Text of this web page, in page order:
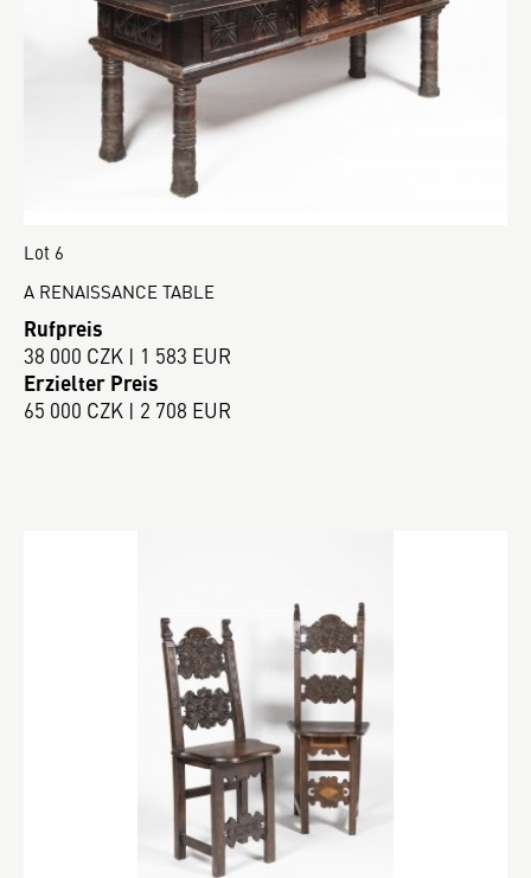
Lot 6
A RENAISSANCE TABLE
Rufpreis
38 000 CZK | 1 583 EUR
Erzielter Preis
65 000 CZK | 2 708 EUR